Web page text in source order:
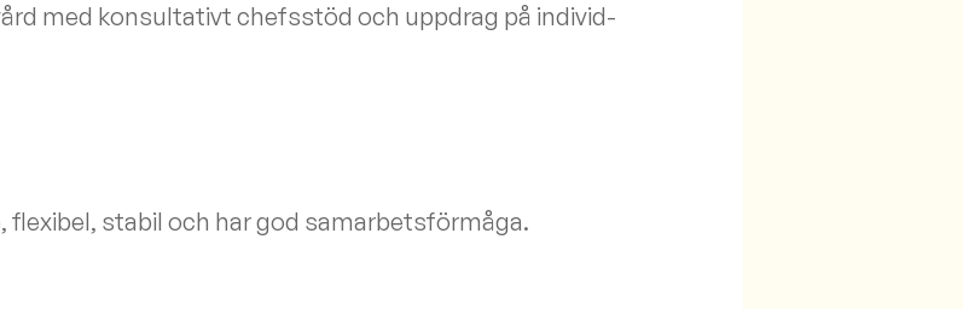
med konsultativt chefsstöd och uppdrag på individ-
flexibel, stabil och har god samarbetsförmåga.